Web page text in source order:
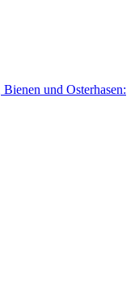
und Osterhasen: